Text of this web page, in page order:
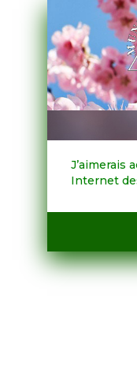
J’aimerais
Internet